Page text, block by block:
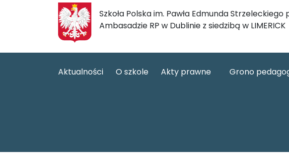
Szkoła Polska im. Pawła Edmunda Strzeleckiego
Ambasadzie RP w Dublinie z siedzibą w LIMERICK
Aktualności O szkole Akty prawne Grono